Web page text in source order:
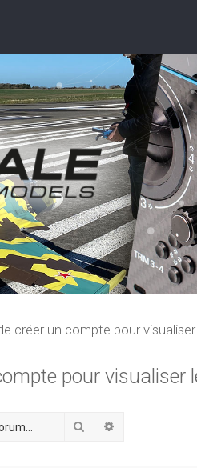
créer un compte pour
pour visualiser
Rechercher